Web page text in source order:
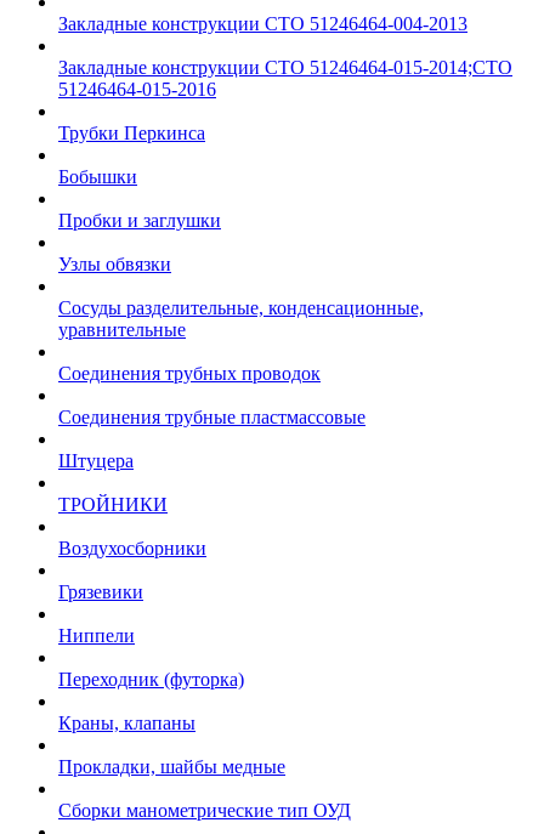
Закладные конструкции СТО 51246464-004-2013
Закладные конструкции СТО 51246464-015-2014;СТО
51246464-015-2016
Трубки Перкинса
Бобышки
Пробки и заглушки
Узлы обвязки
Сосуды разделительные, конденсационные,
уравнительные
Соединения трубных проводок
Соединения трубные пластмассовые
Штуцера
ТРОЙНИКИ
Воздухосборники
Грязевики
Ниппели
Переходник (футорка)
Краны, клапаны
Прокладки, шайбы медные
Сборки манометрические тип ОУД